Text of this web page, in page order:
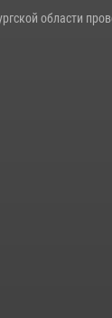
области